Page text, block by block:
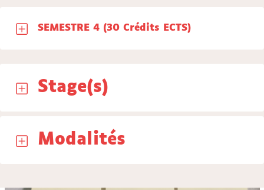
SEMESTRE 4 (30 Crédits ECTS)
Stage(s)
Modalités